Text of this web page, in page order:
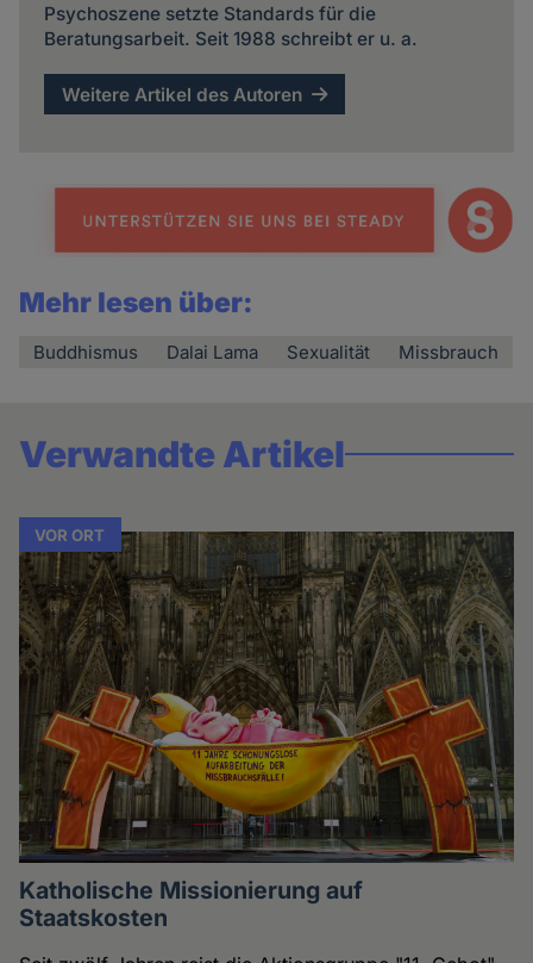
Psychoszene setzte Standards für die
Beratungsarbeit. Seit 1988 schreibt er u. a.
Weitere Artikel des Autoren
Mehr lesen über:
Buddhismus Dalai Lama Sexualität Missbrauch
Verwandte Artikel
VOR ORT
Katholische Missionierung auf
Staatskosten